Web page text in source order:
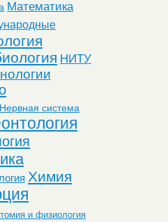
Математика
НИТУ
Нервная система
Химия
и физиология